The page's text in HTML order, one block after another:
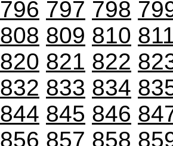
796 797 798
808 809 810
820 821 822
832 833 834
844 845 846
856 857 858